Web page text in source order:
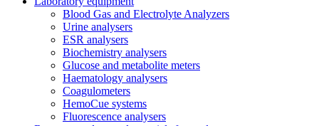
Blood Gas and Electrolyte Analyzers
Urine analysers
ESR analysers
Biochemistry analysers
Glucose and metabolite meters
Haematology analysers
Coagulometers
HemoCue systems
Fluorescence analysers